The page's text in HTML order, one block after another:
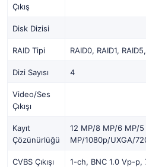
Çıkış
Disk Dizisi
RAID Tipi RAID0, RAID1,
Dizi Sayısı 4
Video/Ses
Çıkışı
Kayıt
Çözünürlüğü
12 MP/8 MP/6 MP/
MP/1080p/UXGA/
CVBS Çıkışı
1-ch, BNC 1.0 Vp-